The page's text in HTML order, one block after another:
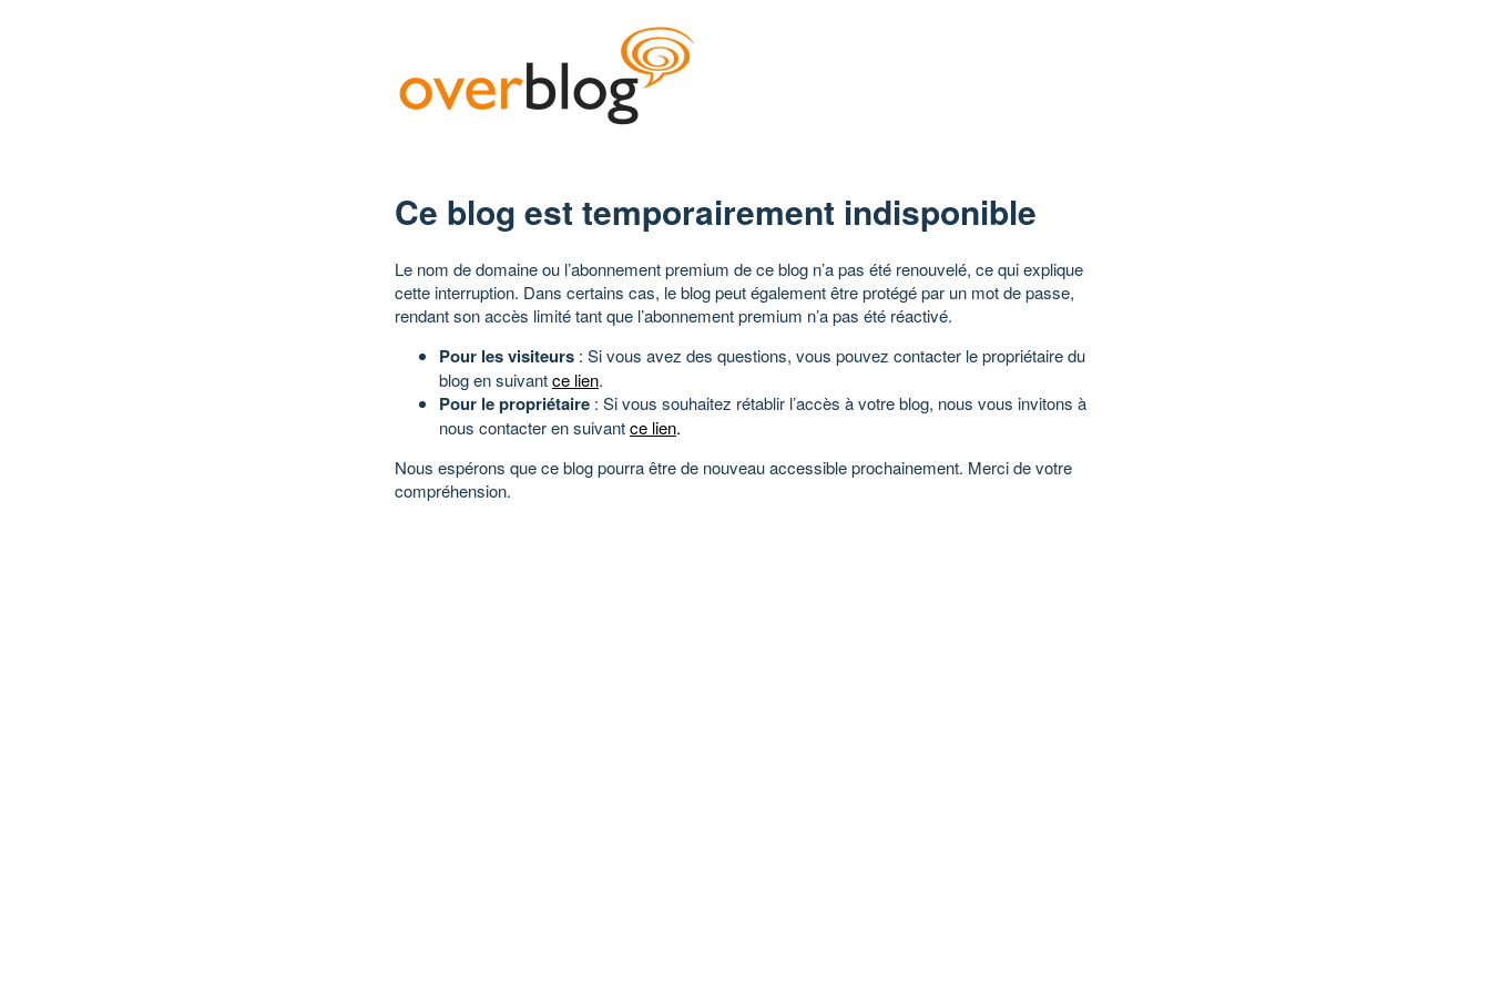
Ce blog est temporairement indisponible
Le nom de domaine ou l’abonnement premium de ce blog n’a pas été renouvelé, ce qui explique
cette interruption. Dans certains cas, le blog peut également être protégé par un mot de passe,
rendant son accès limité tant que l’abonnement premium n’a pas été réactivé.
Pour les visiteurs : Si vous avez des questions, vous pouvez contacter le propriétaire du
blog en suivantce lien.
Pour le propriétaire : Si vous souhaitez rétablir l’accès à votre blog, nous vous invitons à
nous contacter en suivantce lien.
Nous espérons que ce blog pourra être de nouveau accessible prochainement. Merci de votre
compréhension.